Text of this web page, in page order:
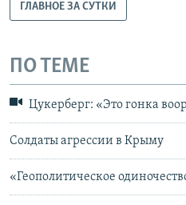
ГЛАВНОЕ ЗА СУТКИ
ПО ТЕМЕ
Цукерберг: «Это гонка
Солдаты агрессии в Крыму
«Геополитическое